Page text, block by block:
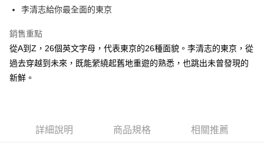
付款後全家取貨
付款後7-11取貨
每筆NT$60，滿NT$499(含以上)免運費
李清志給你最全面的東京
銷售重點
從A到Z，26個英文字母，代表東京的26種面貌。李清志的東京，從
過去穿越到未來，既能縈繞起舊地重遊的熟悉，也跳出未曾發現的
新鮮。
詳細說明 商品規格 相關推薦